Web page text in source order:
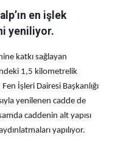
en işlek
yeniliyor.
katkı sağlayan
1,5 kilometrelik
İşleri Dairesi Başkanlığı
yenilenen cadde de
caddenin alt yapısı
yapılıyor.